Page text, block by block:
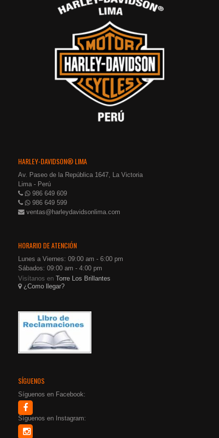
HARLEY-DAVIDSON® LIMA
Av. Paseo de la República 1647, La Victoria
Lima - Perú
986 649 609
986 649 599
ventas@harleydavidsonlima.com
HORARIO DE ATENCIÓN
Lunes a Viernes: 09:00 am - 6:00 pm
Sábados: 09:00 am - 4:00 pm
Visítanos enTorre Los Brillantes
¿Como llegar?
SÍGUENOS
Síguenos en Facebook:
Síguenos en Instagram: